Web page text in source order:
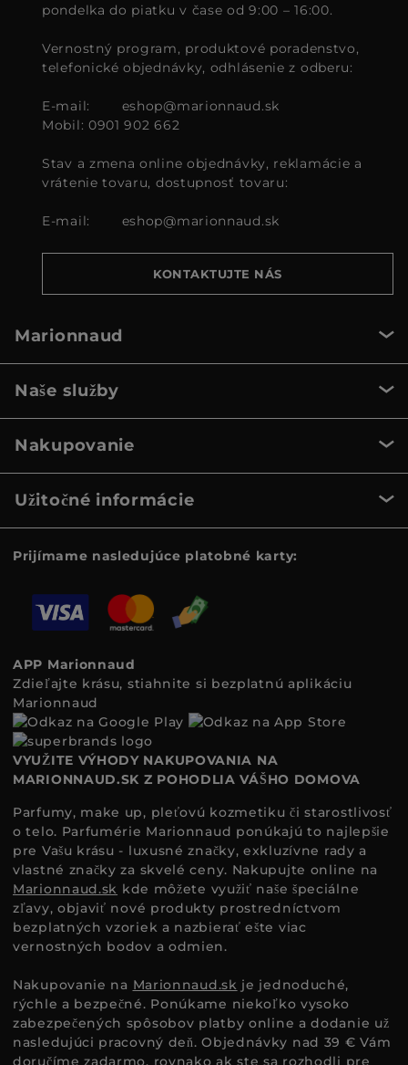
pondelka do piatku v čase od 9:00 – 16:00.
Vernostný program, produktové poradenstvo,
telefonické objednávky, odhlásenie z odberu:
E-mail:
eshop@marionnaud.sk
Mobil: 0901 902 662
Stav a zmena online objednávky, reklamácie a
vrátenie tovaru, dostupnosť tovaru:
E-mail: eshop@marionnaud.sk
KONTAKTUJTE NÁS
Marionnaud
Naše služby
Nakupovanie
Užitočné informácie
Prijímame nasledujúce platobné karty:
APP Marionnaud
Zdieľajte krásu, stiahnite si bezplatnú aplikáciu
Marionnaud
VYUŽITE VÝHODY NAKUPOVANIA NA
MARIONNAUD.SK Z POHODLIA VÁŠHO DOMOVA
Parfumy, make up, pleťovú kozmetiku či starostlivosť
o telo. Parfumérie Marionnaud ponúkajú to najlepšie
pre Vašu krásu - luxusné značky, exkluzívne rady a
vlastné značky za skvelé ceny. Nakupujte online na
Marionnaud.sk kde môžete využiť naše špeciálne
zľavy, objaviť nové produkty prostredníctvom
bezplatných vzoriek a nazbierať ešte viac
vernostných bodov a odmien.
Nakupovanie na Marionnaud.sk je jednoduché,
rýchle a bezpečné. Ponúkame niekoľko vysoko
zabezpečených spôsobov platby online a dodanie už
nasledujúci pracovný deň. Objednávky nad 39 € Vám
doručíme zadarmo, rovnako ak ste sa rozhodli pre